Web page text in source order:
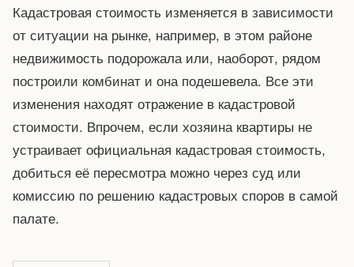
Кадастровая стоимость изменяется в зависимости
от ситуации на рынке, например, в этом районе
недвижимость подорожала или, наоборот, рядом
построили комбинат и она подешевела. Все эти
изменения находят отражение в кадастровой
стоимости. Впрочем, если хозяина квартиры не
устраивает официальная кадастровая стоимость,
добиться её пересмотра можно через суд или
комиссию по решению кадастровых споров в самой
палате.